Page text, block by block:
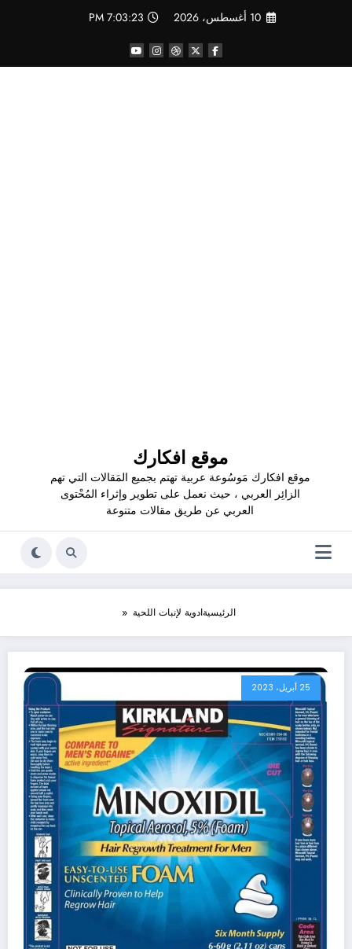
10 أغسطس، 2026 7:03:23 PM
موقع افكارك
موقع افكارك مَوسُوعة عربية تهتم بجميع المَقالات التي تهم
الزائِر العربي ، حيث نعمل على تطوير وإثراء المُحْتوى
العربي عن طريق مقالات متنوعة
الرئيسيةادوية لإنبات اللحية
25 أبريل، 2023